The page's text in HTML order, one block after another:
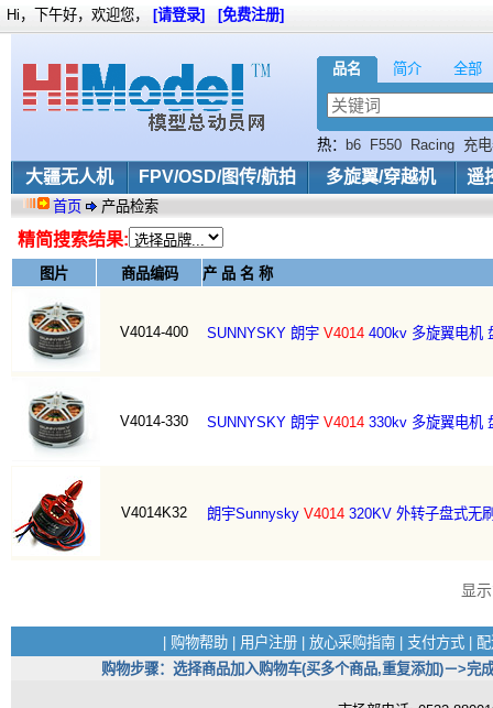
品名 简介 全部
热： b6 F550 Racing 充
大疆无人机 FPV/OSD/图传/航拍 多旋翼/穿越机 遥
Hi，下午好，欢迎您， [请登录] [免费注册]
首页 产品检索
精简搜索结果:
图片 商品编码 产 品 名 称
V4014-400 SUNNYSKY 朗宇 V4014 400kv 多旋翼电机
V4014-330 SUNNYSKY 朗宇 V4014 330kv 多旋翼电机
V4014K32 朗宇Sunnysky V4014 320KV 外转子盘式无
显
购物帮助 用户注册 放心采购指南 支付方式
购物步骤：选择商品加入购物车(买多个商品,重复添加)－>